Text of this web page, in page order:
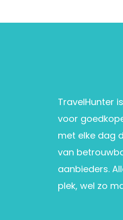
TravelHunter
voor
met elke dag
van
aanbieders.
plek, wel zo